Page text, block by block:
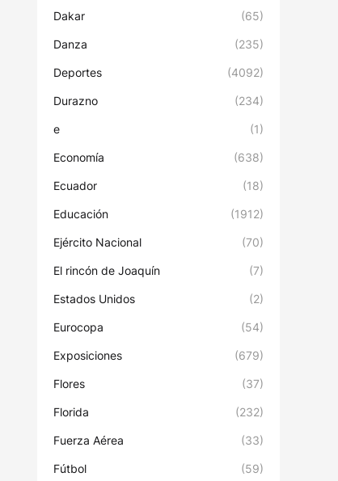
Dakar (65)
Danza (235)
Deportes (4092)
Durazno (234)
e (1)
Economía (638)
Ecuador (18)
Educación (1912)
Ejército Nacional (70)
El rincón de Joaquín (7)
Estados Unidos (2)
Eurocopa (54)
Exposiciones (679)
Flores (37)
Florida (232)
Fuerza Aérea (33)
Fútbol (59)